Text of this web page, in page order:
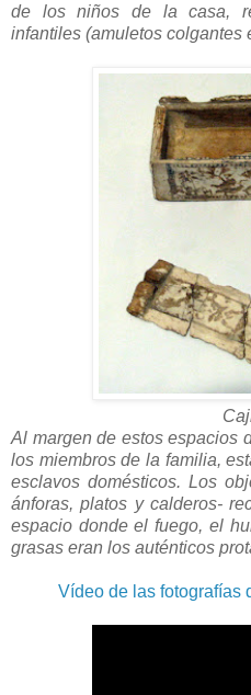
de los niños de la casa,
infantiles (amuletos colgantes
Al margen de estos espacios
los miembros de la familia,
esclavos domésticos. Los
ánforas, platos y calderos-
espacio donde el fuego, el
grasas eran los auténticos
Vídeo de las fotografías